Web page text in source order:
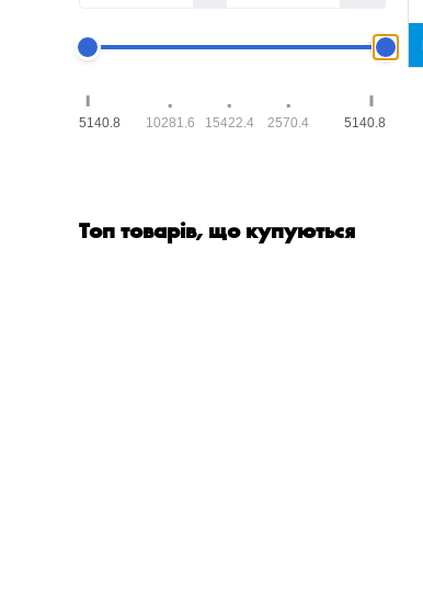
5140.8 10281.6 15422.4 2570.4 5140.8
Топ товарів, що купуються